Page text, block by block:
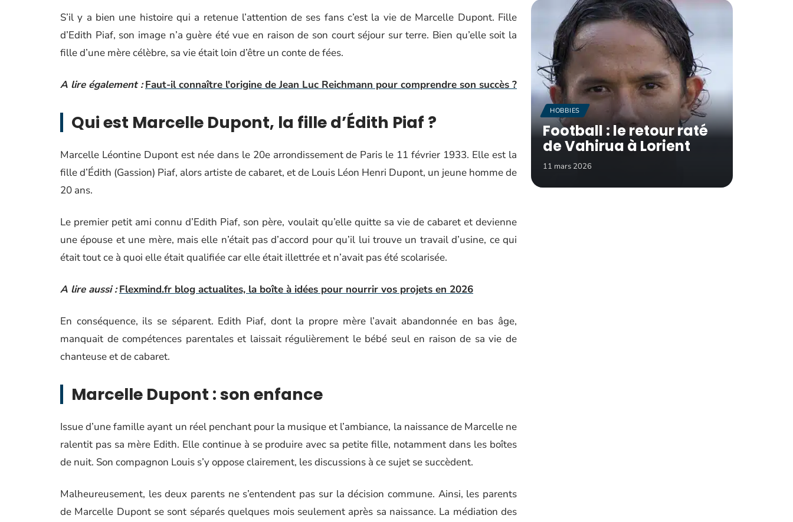
S’il y a bien une histoire qui a retenue l’attention de ses fans c’est la vie de Marcelle Dupont. Fille
d’Edith Piaf, son image n’a guère été vue en raison de son court séjour sur terre. Bien qu’elle soit la
fille d’une mère célèbre, sa vie était loin d’être un conte de fées.
A lire également : Faut-il connaître l'origine de Jean Luc Reichmann pour comprendre son succès ?
Qui est Marcelle Dupont, la fille d’Édith Piaf ?
Marcelle Léontine Dupont est née dans le 20e arrondissement de Paris le 11 février 1933. Elle est la
fille d’Édith (Gassion) Piaf, alors artiste de cabaret, et de Louis Léon Henri Dupont, un jeune homme de
20 ans.
Le premier petit ami connu d’Edith Piaf, son père, voulait qu’elle quitte sa vie de cabaret et devienne
une épouse et une mère, mais elle n’était pas d’accord pour qu’il lui trouve un travail d’usine, ce qui
était tout ce à quoi elle était qualifiée car elle était illettrée et n’avait pas été scolarisée.
A lire aussi : Flexmind.fr blog actualites, la boîte à idées pour nourrir vos projets en 2026
En conséquence, ils se séparent. Edith Piaf, dont la propre mère l’avait abandonnée en bas âge,
manquait de compétences parentales et laissait régulièrement le bébé seul en raison de sa vie de
chanteuse et de cabaret.
Marcelle Dupont : son enfance
Issue d’une famille ayant un réel penchant pour la musique et l’ambiance, la naissance de Marcelle ne
ralentit pas sa mère Edith. Elle continue à se produire avec sa petite fille, notamment dans les boîtes
de nuit. Son compagnon Louis s’y oppose clairement, les discussions à ce sujet se succèdent.
Malheureusement, les deux parents ne s’entendent pas sur la décision commune. Ainsi, les parents
de Marcelle Dupont se sont séparés quelques mois seulement après sa naissance. La médiation des
HOBBIES
Football : le retour raté
de Vahirua à Lorient
11 mars 2026